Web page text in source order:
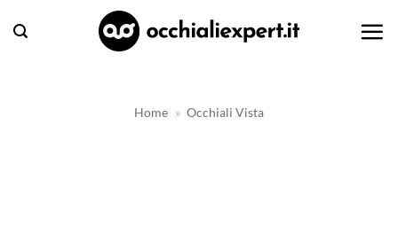
Home » Occhiali Vista